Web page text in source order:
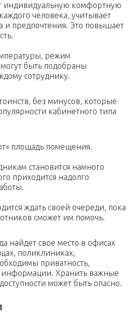
индивидуальную комфортную
человека, учитывает
и предпочтения. Это повышает
режим
быть подобраны
сотруднику.
без минусов, которые
кабинетного типа
площадь помещения.
становится намного
приходится надолго
ждать своей очереди, пока
сможет им помочь.
найдет свое место в офисах
поликлиниках,
приватность,
информации. Хранить важные
может быть опасно.